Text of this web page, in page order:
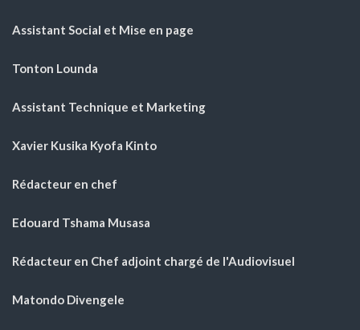
Assistant Social et Mise en page
Tonton Lounda
Assistant Technique et Marketing
Xavier Kusika Kyofa Kinto
Rédacteur en chef
Edouard Tshama Musasa
Rédacteur en Chef adjoint chargé de l'Audiovisuel
Matondo Divengele